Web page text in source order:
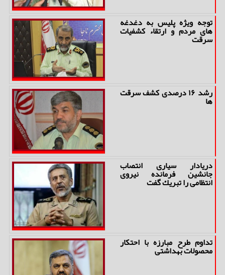
توجه ویژه پلیس به دغدغه
های مردم و ارتقاء كشفیات
سرقت
رشد ۱۶ درصدی كشف سرقت
ها
دریادار سیاری انتصاب
جانشین فرمانده نیروی
انتظامی را تبریك گفت
تداوم طرح مبارزه با احتكار
محصولات بهداشتی